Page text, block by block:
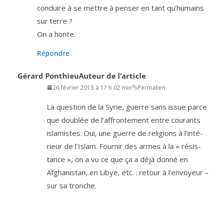
conduire à se mettre à pen­ser en tant qu’­hu­mains
sur terre ?
On a honte.
Répondre
Gérard PonthieuAuteur de l’article
26 février 2013 à 17 h 02 min Permalien
La ques­tion de la Syrie, guerre sans issue parce
que dou­blée de l’af­fron­te­ment entre cou­rants
isla­mistes. Oui, une guerre de reli­gions à l’in­té­
rieur de l’Islam. Fournir des armes à la « résis­
tance », on a vu ce que ça a déjà don­né en
Afghanistan, en Libye, etc. : retour à l’en­voyeur –
sur sa tronche.